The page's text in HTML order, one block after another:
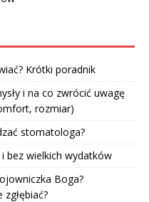
Krótki poradnik
i na co zwrócić uwagę
rozmiar)
stomatologa?
bez wielkich wydatków
Boga?